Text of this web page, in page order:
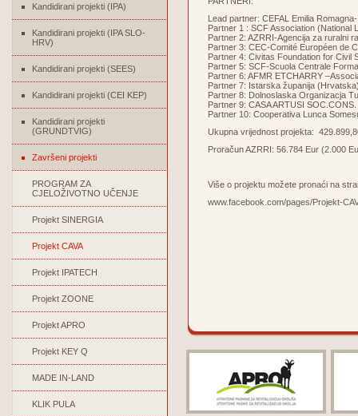
Kandidirani projekti (IPA)
Kandidirani projekti (IPA SLO-
HRV)
Kandidirani projekti (SEES)
Kandidirani projekti (CEI KEP)
Kandidirani projekti
(GRUNDTVIG)
Završeni projekti
PROGRAM ZA
CJELOŽIVOTNO UČENJE
Projekt SINERGIA
Projekt CAVA
Projekt IPATECH
Projekt ZOONE
Projekt APRO
Projekt KEY Q
MADE IN-LAND
KLIK PULA
Lead partner: CEFAL Emilia
Partner 1 : SCF Association (National
Partner 2: AZRRI-Agencija za ruralni
Partner 3: CEC-Comité Européen de
Partner 4: Civitas Foundation for Civil
Partner 5: SCF-Scuola Centrale
Partner 6: AFMR ETCHARRY
Partner 7: Istarska županija
Partner 8: Dolnoslaska Organizacja
Partner 9: CASA ARTUSI
Partner 10: Cooperativa Lunca
Ukupna vrijednost projekta:
Proračun AZRRI: 56.784 Eur (2.000
Više o projektu možete pronaći na
www.facebook.com/pages/Projekt-